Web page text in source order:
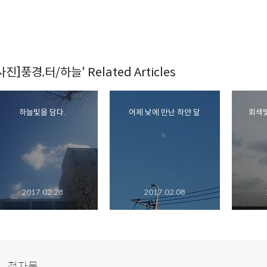
진]풍경,터/하늘' Related Articles
하늘빛을 담다.
2017.02.28
어제 낮에 만난 하얀 달
2017.02.08
회색